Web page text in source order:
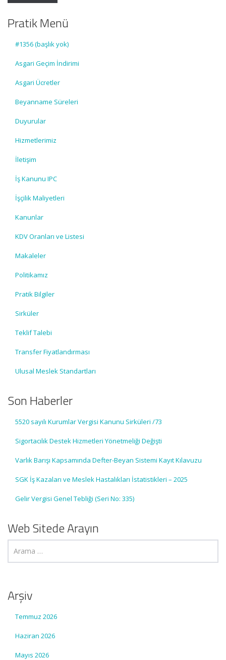
Pratik Menü
#1356 (başlık yok)
Asgari Geçim İndirimi
Asgari Ücretler
Beyanname Süreleri
Duyurular
Hizmetlerimiz
İletişim
İş Kanunu IPC
İşçilik Maliyetleri
Kanunlar
KDV Oranları ve Listesi
Makaleler
Politikamız
Pratik Bilgiler
Sirküler
Teklif Talebi
Transfer Fiyatlandırması
Ulusal Meslek Standartları
Son Haberler
5520 sayılı Kurumlar Vergisi Kanunu Sirküleri /73
Sigortacılık Destek Hizmetleri Yönetmeliği Değişti
Varlık Barışı Kapsamında Defter-Beyan Sistemi Kayıt Kılavuzu
SGK İş Kazaları ve Meslek Hastalıkları İstatistikleri – 2025
Gelir Vergisi Genel Tebliği (Seri No: 335)
Web Sitede Arayın
Arşiv
Temmuz 2026
Haziran 2026
Mayıs 2026